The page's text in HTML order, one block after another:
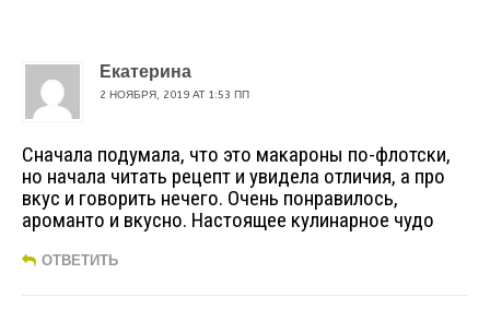
Екатерина
2 НОЯБРЯ, 2019 AT 1:53 ПП
Сначала подумала, что это макароны по-флотски,
но начала читать рецепт и увидела отличия, а про
вкус и говорить нечего. Очень понравилось,
ароманто и вкусно. Настоящее кулинарное чудо
ОТВЕТИТЬ